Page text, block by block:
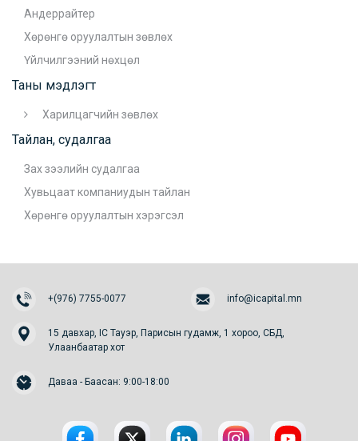
Андеррайтер
Хөрөнгө оруулалтын зөвлөх
Үйлчилгээний нөхцөл
Таны мэдлэгт
Харилцагчийн зөвлөх
Тайлан, судалгаа
Зах зээлийн судалгаа
Хувьцаат компаниудын тайлан
Хөрөнгө оруулалтын хэрэгсэл
+(976) 7755-0077 info@icapital.mn
15 давхар, IC Тауэр, Парисын гудамж, 1 хороо, СБД,
Улаанбаатар хот
Даваа - Баасан: 9:00-18:00